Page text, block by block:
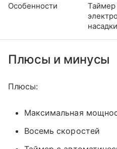
Особенности
Таймер
Плюсы и минусы
Плюсы:
Максимальная
Восемь скоростей